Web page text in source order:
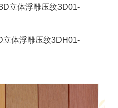
立体浮雕压纹3D01-
立体浮雕压纹3DH01-